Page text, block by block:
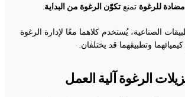
للرغوة تمنع تكوّن الرغوة من البداية.
الصناعية، يُستخدم كلاهما معًا لإدارة الرغوة
وتطبيقهما قد يختلفان.
الرغوة آلية العمل